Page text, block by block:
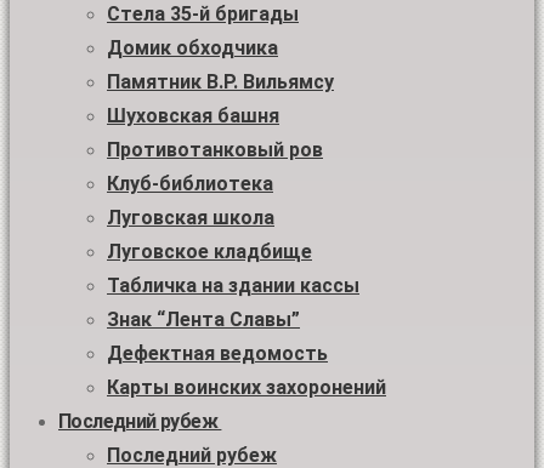
Стела 35-й бригады
Домик обходчика
Памятник В.Р. Вильямсу
Шуховская башня
Противотанковый ров
Клуб-библиотека
Луговская школа
Луговское кладбище
Табличка на здании кассы
Знак “Лента Славы”
Дефектная ведомость
Карты воинских захоронений
Последний рубеж
Последний рубеж